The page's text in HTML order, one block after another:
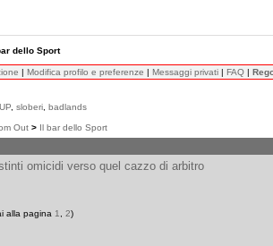
dello Sport
| Modifica profilo e preferenze | Messaggi privati | FAQ |
sloberi badlands
Out > Il bar dello Sport
omicidi verso quel cazzo di arbitro
alla pagina 1 2)